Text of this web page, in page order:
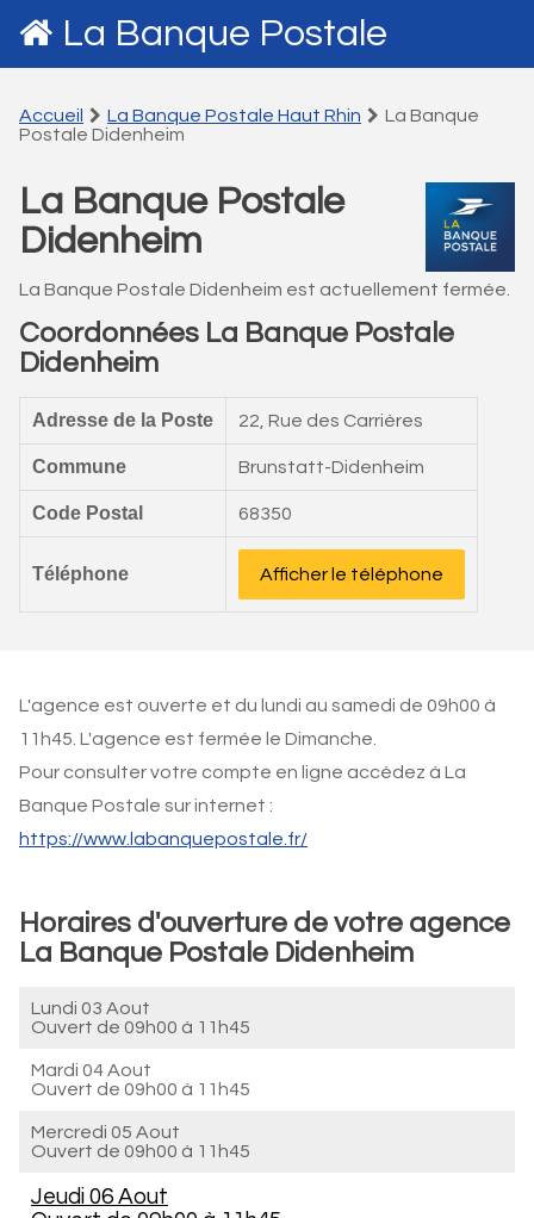
La Banque Postale
Accueil La Banque Postale Haut Rhin
La Banque
Postale Didenheim
La Banque Postale
Didenheim
La Banque Postale Didenheim est actuellement fermée.
Coordonnées La Banque Postale
Didenheim
Adresse de la Poste 22, Rue des Carrières
Commune Brunstatt-Didenheim
Code Postal 68350
Téléphone Afficher le téléphone
L'agence est ouverte et du lundi au samedi de 09h00 à
11h45. L'agence est fermée le Dimanche.
Pour consulter votre compte en ligne accédez à La
Banque Postale sur internet :
https://www.labanquepostale.fr/
Horaires d'ouverture de votre agence
La Banque Postale Didenheim
Lundi 03 Aout
Ouvert de 09h00 à 11h45
Mardi 04 Aout
Ouvert de 09h00 à 11h45
Mercredi 05 Aout
Ouvert de 09h00 à 11h45
Jeudi 06 Aout